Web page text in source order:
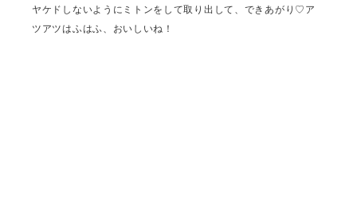
ヤケドしないようにミトンをして取り出して、できあがり♡ア
ツアツはふはふ、おいしいね！